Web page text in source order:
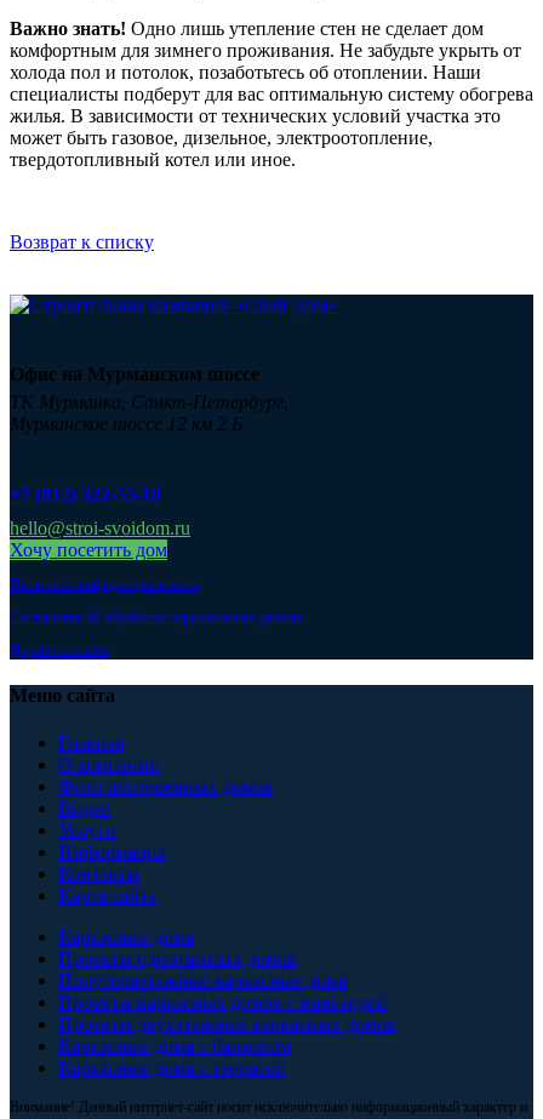
Важно знать! Одно лишь утепление стен не сделает дом
комфортным для зимнего проживания. Не забудьте укрыть от
холода пол и потолок, позаботьтесь об отоплении. Наши
специалисты подберут для вас оптимальную систему обогрева
жилья. В зависимости от технических условий участка это
может быть газовое, дизельное, электроотопление,
твердотопливный котел или иное.
Возврат к списку
Офис на Мурманском шоссе
ТК Мурманка, Санкт-Петербург,
Мурманское шоссе 12 км 2 Б
+7 (812) 322-55-10
hello@stroi-svoidom.ru
Хочу посетить дом
Политика конфиденциальности
Соглашение об обработке персональных данных
Доработка сайта
Меню сайта
Главная
О компании
Фото построенных домов
Видео
Услуги
Информация
Контакты
Карта сайта
Каркасные дома
Проекты однотажных домов
Полутораэтажные каркасные дома
Проекты каркасных домов с мансардой
Проекты двухэтажных каркасных домов
Каркасные дома с балконом
Каркасные дома с террасой
Внимание! Данный интернет-сайт носит исключительно информационный характер и